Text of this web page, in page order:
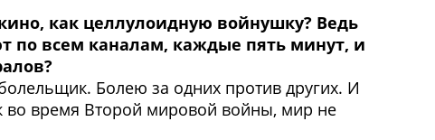
как целлулоидную войнушку? Ведь
по всем каналам, каждые пять минут, и
Болею за одних против других. И
во время Второй мировой войны, мир не